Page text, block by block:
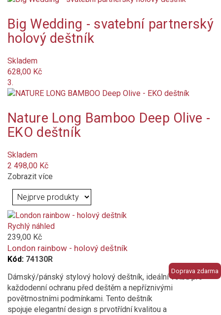
Délka složeného deštníku (cm)
Hmotnost (g)
g
Systém
Určení
unisex
Barva
zelená
bílá
modrá
černá
Vzor
Big Wedding - svatební partnerský
holový deštník
Skladem
628,00 Kč
3.
Nature Long Bamboo Deep Olive -
EKO deštník
Skladem
2 498,00 Kč
Zobrazit více
Doprava zdarma
Rychlý náhled
239,00 Kč
London rainbow - holový deštník
Kód: 74130R
Dámský/pánský stylový holový deštník, ideální volbu pro
každodenní ochranu před deštěm a nepříznivými
povětrnostními podmínkami. Tento deštník
spojuje elegantní design s prvotřídní kvalitou a